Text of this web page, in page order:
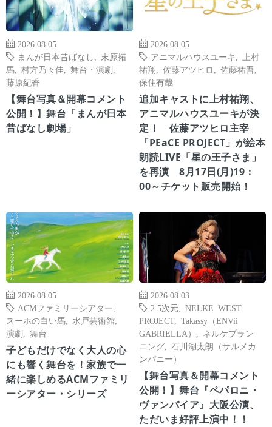
2026.08.05
まんが日本昔ばなし
末原拓
馬
村方乃々佳 舞台・演劇
藤原紀香
【舞台写真＆開幕コメント
公開！】舞台「まんが日本
昔ばなし劇場」
2026.08.05
アニマルハウスユーキ
上村
祐翔
佐藤アツヒロ 佐藤祐吾
保住有哉
追加キャストに上村祐翔、
アニマルハウスユーキが決
定！ 佐藤アツヒロ主宰
「PEaCE PROJECT」が絵本
朗読LIVE「星の王子さま」
を再演 8月17日(月)19：
00～チケット販売開始！
2026.08.05
ACMファミリーシアター
スーホの白い馬
水戸芸術館
演劇
舞台
子どもだけでなく大人の心
にも響く舞台を！家族で一
緒に楽しめるACMファミリ
ーシアター・シリーズ
2026.08.03
2.5次元
NELKE WEST
PROJECT, Takassy（ENVii
GABRIELLA）
ネルケプラン
ニング
石川湖太朗（サルメカ
ンパニー）
【舞台写真＆開幕コメント
公開！】舞台『ペパロニ・
ヴァンパイア』大阪公演、
ただいま好評上演中！！